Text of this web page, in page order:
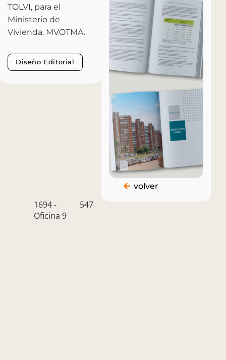
TOLVI, para el
Ministerio de
Vivienda. MVOTMA.
Diseño Editorial
volver
1694 -
Oficina 9
547
info@kabala.com.uy